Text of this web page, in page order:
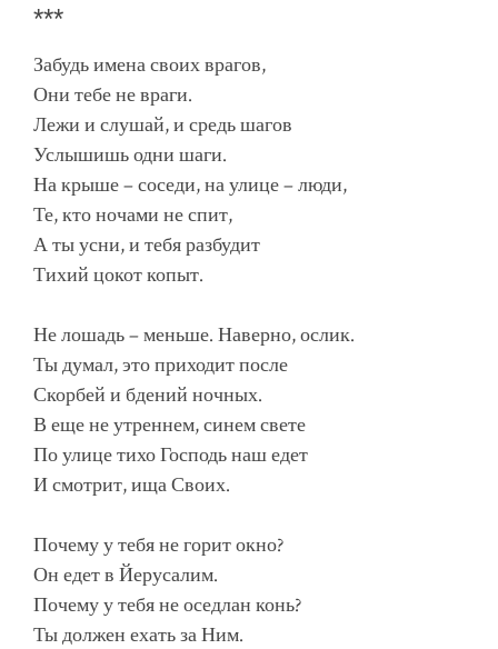
***
Забудь имена своих врагов,
Они тебе не враги.
Лежи и слушай, и средь шагов
Услышишь одни шаги.
На крыше – соседи, на улице – люди,
Те, кто ночами не спит,
А ты усни, и тебя разбудит
Тихий цокот копыт.
Не лошадь – меньше. Наверно, ослик.
Ты думал, это приходит после
Скорбей и бдений ночных.
В еще не утреннем, синем свете
По улице тихо Господь наш едет
И смотрит, ища Своих.
Почему у тебя не горит окно?
Он едет в Йерусалим.
Почему у тебя не оседлан конь?
Ты должен ехать за Ним.